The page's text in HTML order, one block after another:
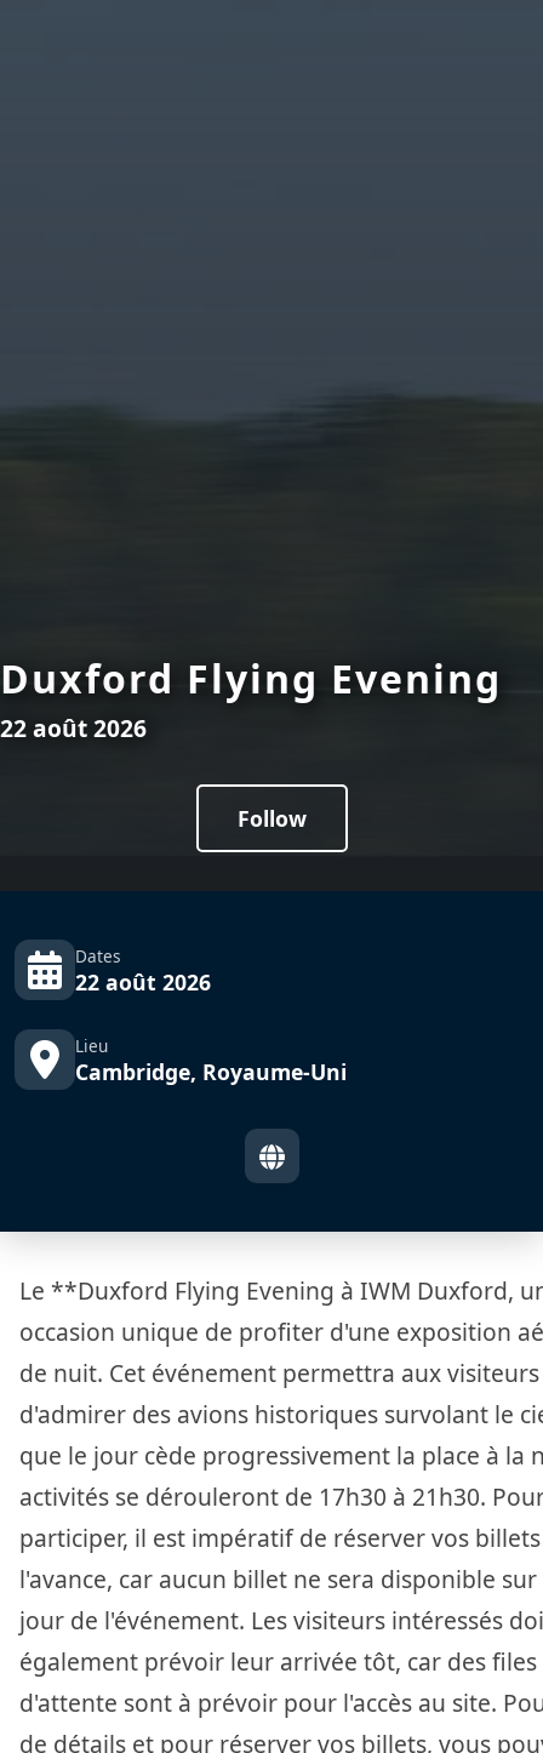
Duxford Flying Evening
22 août 2026
Follow
Dates
22 août 2026
Lieu
Cambridge, Royaume-Uni
Le **Duxford Flying Evening à IWM Duxford,
occasion unique de profiter d'une exposition
de nuit. Cet événement permettra aux visiteurs
d'admirer des avions historiques survolant le
que le jour cède progressivement la place à la
activités se dérouleront de 17h30 à 21h30.
participer, il est impératif de réserver vos
l'avance, car aucun billet ne sera disponible sur
jour de l'événement. Les visiteurs intéressés
également prévoir leur arrivée tôt, car des files
d'attente sont à prévoir pour l'accès au site.
de détails et pour réserver vos billets, vous